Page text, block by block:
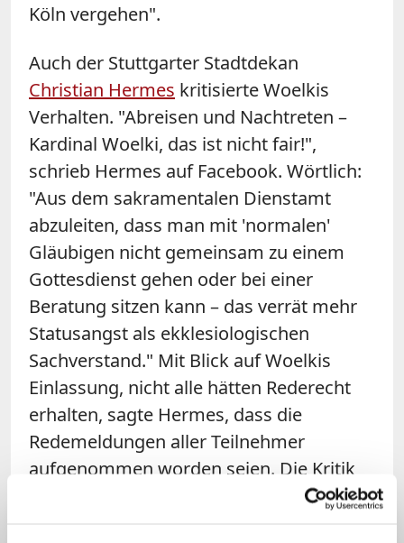
Köln vergehen".
Auch der Stuttgarter Stadtdekan
Christian Hermes kritisierte Woelkis
Verhalten. "Abreisen und Nachtreten –
Kardinal Woelki, das ist nicht fair!",
schrieb Hermes auf Facebook. Wörtlich:
"Aus dem sakramentalen Dienstamt
abzuleiten, dass man mit 'normalen'
Gläubigen nicht gemeinsam zu einem
Gottesdienst gehen oder bei einer
Beratung sitzen kann – das verrät mehr
Statusangst als ekklesiologischen
Sachverstand." Mit Blick auf Woelkis
Einlassung, nicht alle hätten Rederecht
erhalten, sagte Hermes, dass die
Redemeldungen aller Teilnehmer
aufgenommen worden seien. Die Kritik
beziehe sich dann wohl darauf, "unter der